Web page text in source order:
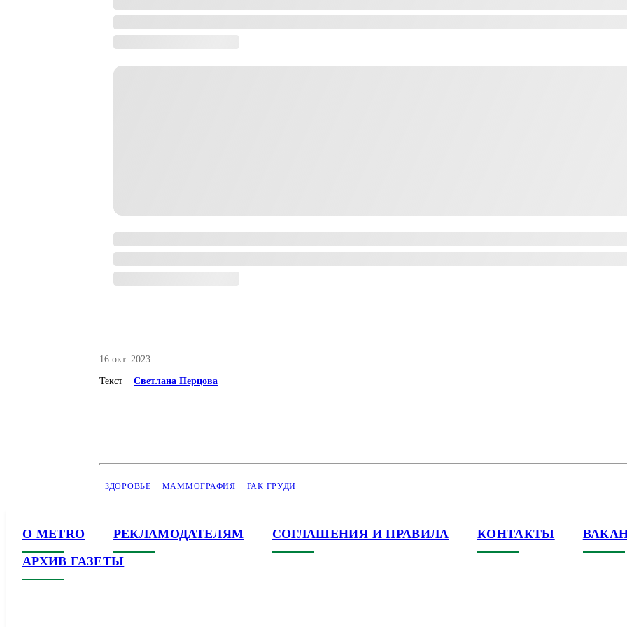
16 окт. 2023
Текст Светлана Перцова
ЗДОРОВЬЕ МАММОГРАФИЯ РАК ГРУДИ
О METRO РЕКЛАМОДАТЕЛЯМ СОГЛАШЕНИЯ И ПРАВИЛА КОНТАКТЫ
АРХИВ ГАЗЕТЫ